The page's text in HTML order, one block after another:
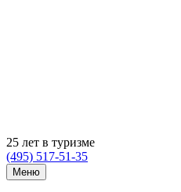
25 лет в туризме
(495) 517-51-35
Меню